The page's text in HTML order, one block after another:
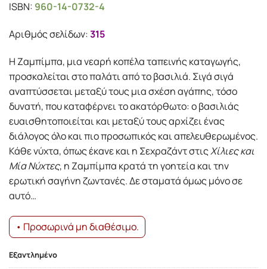
was:
15.29€.
ISBN: 960-14-0732-4
Αριθμός σελίδων:315
Η Ζαμπίμπα, μια νεαρή κοπέλα ταπεινής καταγωγής,
προσκαλείται στο παλάτι από το βασιλιά. Σιγά σιγά
αναπτύσσεται μεταξύ τους μια σχέση αγάπης, τόσο
δυνατή, που καταφέρνει το ακατόρθωτο: ο βασιλιάς
ευαισθητοποιείται και μεταξύ τους αρχίζει ένας
διάλογος όλο και πιο προσωπικός και απελευθερωμένος.
Κάθε νύχτα, όπως έκανε και η Σεχραζάντ στιςΧίλιες και
Μία Νύχτες, η Ζαμπίμπα κρατά τη γοητεία και την
ερωτική σαγήνη ζωντανές. Δε σταματά όμως μόνο σε
αυτό…
• Προσωρινά μη διαθέσιμο.
Εξαντλημένο